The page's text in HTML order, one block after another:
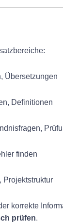
Übersetzungen
Definitionen
finden
Projektstruktur
korrekte
prüfen.